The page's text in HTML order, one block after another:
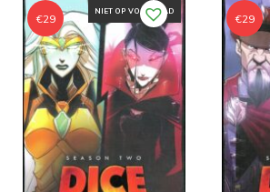
NIET OP VOORRAAD
€29 €29